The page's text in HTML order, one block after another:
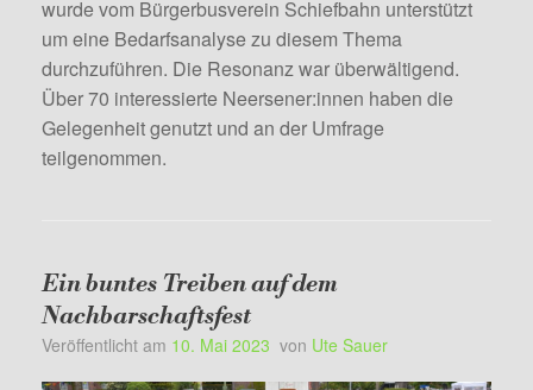
wurde vom Bürgerbusverein Schiefbahn unterstützt
um eine Bedarfsanalyse zu diesem Thema
durchzuführen. Die Resonanz war überwältigend.
Über 70 interessierte Neersener:innen haben die
Gelegenheit genutzt und an der Umfrage
teilgenommen.
Ein buntes Treiben auf dem
Nachbarschaftsfest
Veröffentlicht am 10. Mai 2023 von Ute Sauer